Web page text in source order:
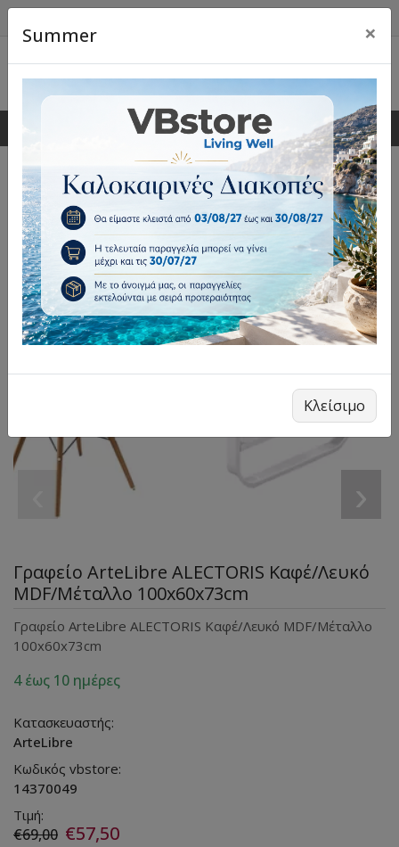
0 0
›
Γραφείο ArteLibre ALECTORIS Καφέ/Λευκό
MDF/Μέταλλο 100x60x73cm
Γραφείο ArteLibre ALECTORIS Καφέ/Λευκό MDF/Μέταλλο
100x60x73cm
4 έως 10 ημέρες
Κατασκευαστής:
ArteLibre
Κωδικός vbstore:
14370049
Τιμή:
€69,00 €57,50
Summer ×
Κλείσιμο